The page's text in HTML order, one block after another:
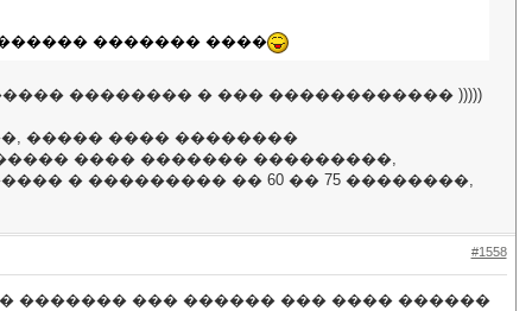
������� ����
�������� � ��� ������������ )))))
����� ���� ��������
���� ������� ���������,
� ��������� �� 60 �� 75 ��������,
#1558
������� ��� ������ ��� ���� ������